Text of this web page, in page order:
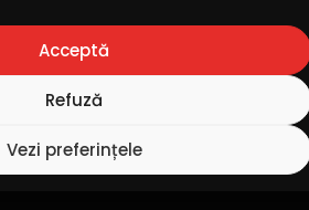
Acceptă
Refuză
Vezi preferințele
nr. 15, Ap. 01, ELA Victoriei,